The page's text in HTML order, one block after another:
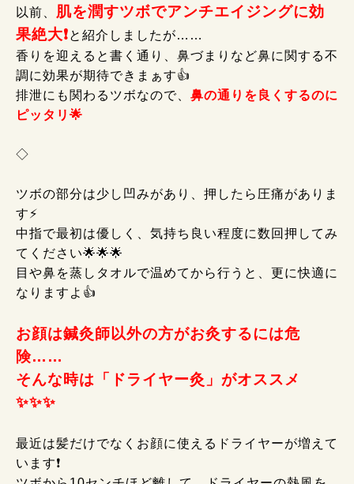
以前、
肌を潤すツボでアンチエイジングに効
果絶大❗と紹介しましたが……
香りを迎えると書く通り、鼻づまりなど鼻に関する不
調に効果が期待できまぁす👍
排泄にも関わるツボなので、 鼻の通りを良くするのに
ピッタリ🌟
◇
ツボの部分は少し凹みがあり、押したら圧痛がありま
す⚡
中指で最初は優しく、気持ち良い程度に数回押してみ
てください🌟🌟🌟
目や鼻を蒸しタオルで温めてから行うと、更に快適に
なりますよ👍
お顔は鍼灸師以外の方がお灸するには危
険……
そんな時は「ドライヤー灸」がオススメ
✨✨✨
最近は髪だけでなくお顔に使えるドライヤーが増えて
います❗